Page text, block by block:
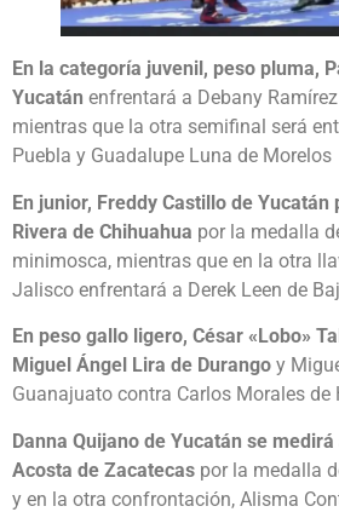
En la categoría juvenil, peso pluma,
Yucatán enfrentará a Debany
mientras que la otra semifinal será
Puebla y Guadalupe Luna de Morelos
En junior, Freddy Castillo de
Rivera de Chihuahua por la medalla
minimosca, mientras que en la otra
Jalisco enfrentará a Derek Leen de
En peso gallo ligero, César «Lobo»
Miguel Ángel Lira de Durango y
Guanajuato contra Carlos Morales de
Danna Quijano de Yucatán se
Acosta de Zacatecas por la medalla
y en la otra confrontación, Alisma